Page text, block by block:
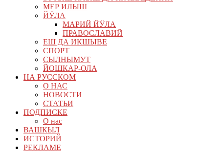
МЕР ИЛЫШ
ЙӰЛА
МАРИЙ ЙӰЛА
ПРАВОСЛАВИЙ
ЕШ ДА ИКШЫВЕ
СПОРТ
СЫЛНЫМУТ
ЙОШКАР-ОЛА
НА РУССКОМ
О НАС
НОВОСТИ
СТАТЬИ
ПОДПИСКЕ
О нас
ВАШКЫЛ
ИСТОРИЙ
РЕКЛАМЕ